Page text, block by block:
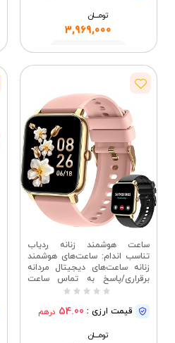
تومــــــان
3,969,000
مشاهده
ساعت هوشمند زنانه ردیاب
تناسب اندام: ساعت‌های هوشمند
زنانه ساعت‌های دیجیتال مردانه
برقراری/پاسخ به تماس ساعت
هوشمند ضد آب مخصوص دویدن
سامسونگ ضربان سنج قلب
قیمت ارزی : 54.00 درهم
تومــــــان